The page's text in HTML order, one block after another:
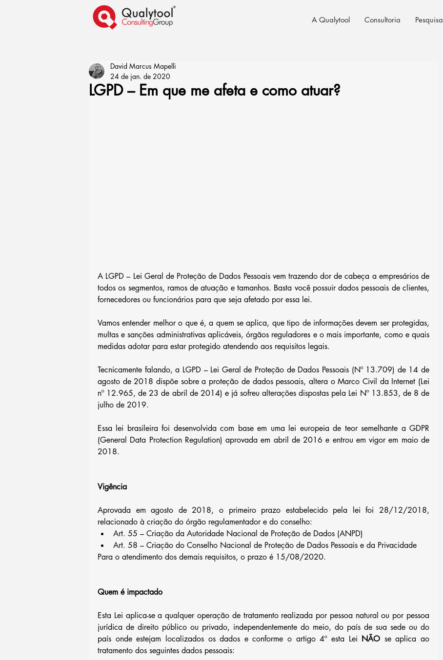
A Qualytool Consultoria Pesquisa
LGPD – Em que me afeta e como atuar?
David Marcus Mapelli
24 de jan. de 2020
A LGPD – Lei Geral de Proteção de Dados Pessoais vem trazendo dor de cabeça a empresários de
todos os segmentos, ramos de atuação e tamanhos. Basta você possuir dados pessoais de clientes,
fornecedores ou funcionários para que seja afetado por essa lei.
Vamos entender melhor o que é, a quem se aplica, que tipo de informações devem ser protegidas,
multas e sanções administrativas aplicáveis, órgãos reguladores e o mais importante, como e quais
medidas adotar para estar protegido atendendo aos requisitos legais.
Tecnicamente falando, a LGPD – Lei Geral de Proteção de Dados Pessoais (Nº 13.709) de 14 de
agosto de 2018 dispõe sobre a proteção de dados pessoais, altera o Marco Civil da Internet (Lei
nº 12.965, de 23 de abril de 2014) e já sofreu alterações dispostas pela Lei Nº 13.853, de 8 de
julho de 2019.
Essa lei brasileira foi desenvolvida com base em uma lei europeia de teor semelhante a GDPR
(General Data Protection Regulation) aprovada em abril de 2016 e entrou em vigor em maio de
2018.
Vigência
Aprovada em agosto de 2018, o primeiro prazo estabelecido pela lei foi 28/12/2018,
relacionado à criação do órgão regulamentador e do conselho:
Art. 55 – Criação da Autoridade Nacional de Proteção de Dados (ANPD)
Art. 58 – Criação do Conselho Nacional de Proteção de Dados Pessoais e da Privacidade
Para o atendimento dos demais requisitos, o prazo é 15/08/2020.
Quem é impactado
Esta Lei aplica-se a qualquer operação de tratamento realizada por pessoa natural ou por pessoa
jurídica de direito público ou privado, independentemente do meio, do país de sua sede ou do
país onde estejam localizados os dados e conforme o artigo 4º esta Lei NÃO se aplica ao
tratamento dos seguintes dados pessoais: